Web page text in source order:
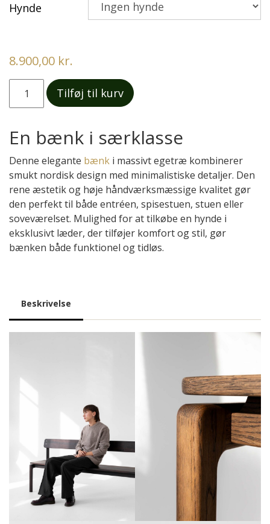
Hynde
8.900,00 kr.
| Bænk
ryglæn
|
01
antal
Tilføj til kurv
En bænk i særklasse
Denne elegante bænk i massivt egetræ kombinerer
smukt nordisk design med minimalistiske detaljer. Den
rene æstetik og høje håndværksmæssige kvalitet gør
den perfekt til både entréen, spisestuen, stuen eller
soveværelset. Mulighed for at tilkøbe en hynde i
eksklusivt læder, der tilføjer komfort og stil, gør
bænken både funktionel og tidløs.
Beskrivelse